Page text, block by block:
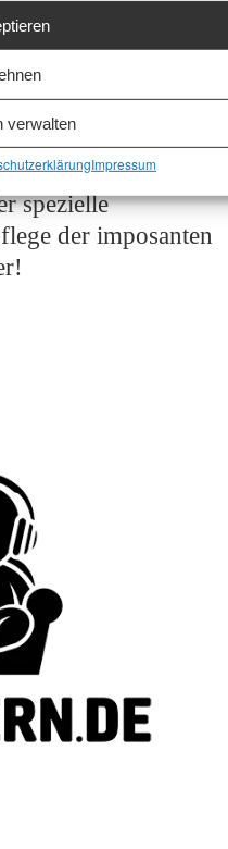
verwalten
Impressum
NS-9393 klanglich
Du passendes
Standfüße
spezielle
der imposanten